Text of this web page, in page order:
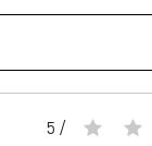
/ 5